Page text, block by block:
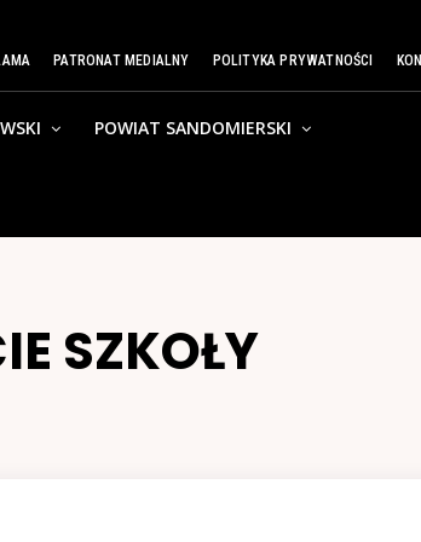
PATRONAT MEDIALNY POLITYKA PRYWATNOŚCI
POWIAT SANDOMIERSKI
SZKOŁY